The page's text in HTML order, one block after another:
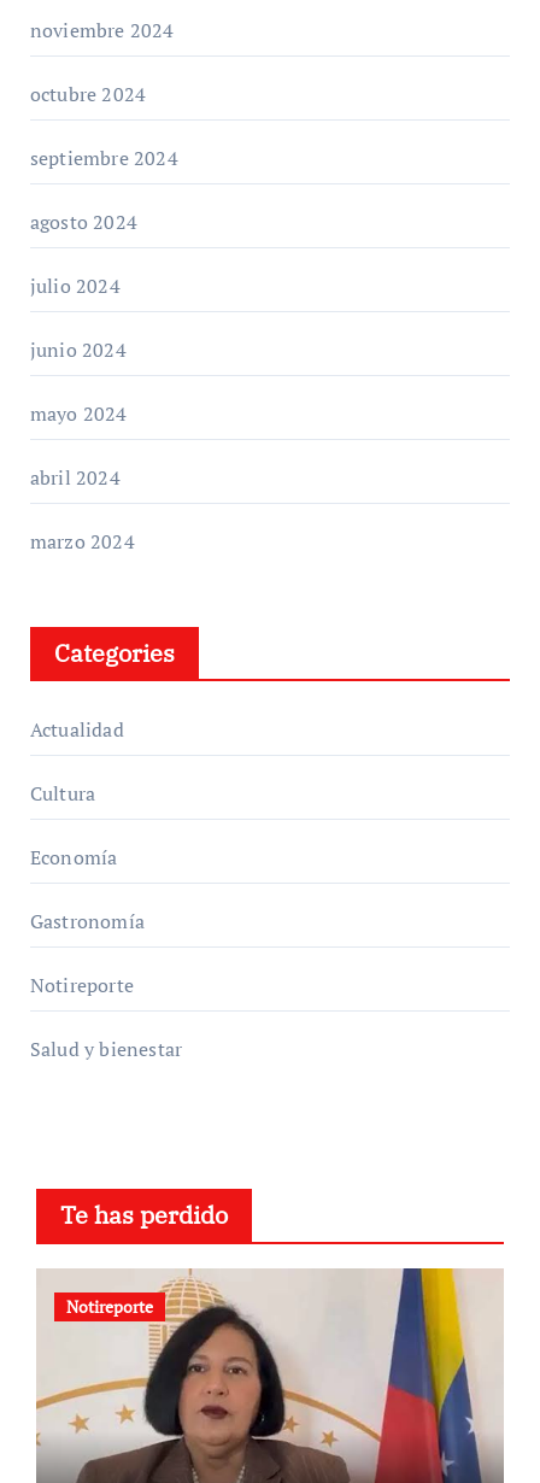
noviembre 2024
octubre 2024
septiembre 2024
agosto 2024
julio 2024
junio 2024
mayo 2024
abril 2024
marzo 2024
Categories
Actualidad
Cultura
Economía
Gastronomía
Notireporte
Salud y bienestar
Te has perdido
Notireporte